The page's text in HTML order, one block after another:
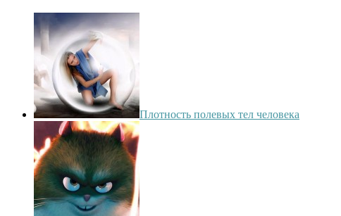
Плотность полевых тел человека